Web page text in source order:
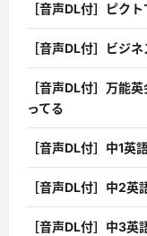
［音声DL付］ピク
［音声DL付］ビジ
［音声DL付］万能
ってる
［音声DL付］中1
［音声DL付］中2
［音声DL付］中3